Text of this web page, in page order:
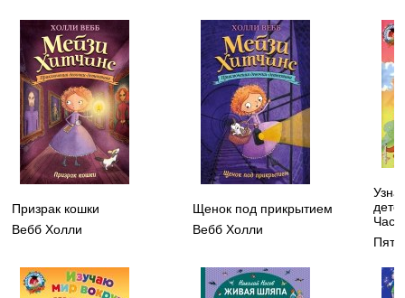
Призрак кошки
Вебб Холли
Щенок под прикрытием
Вебб Холли